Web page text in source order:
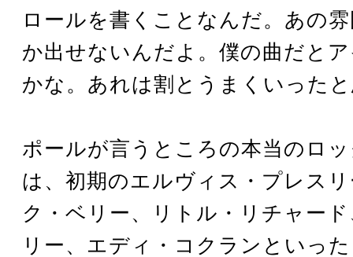
ロールを書くことなんだ。あの
か出せないんだよ。僕の曲だと
かな。あれは割とうまくいった
ポールが言うところの本当のロ
は、初期のエルヴィス・プレス
ク・ベリー、リトル・リチャー
リー、エディ・コクランといっ